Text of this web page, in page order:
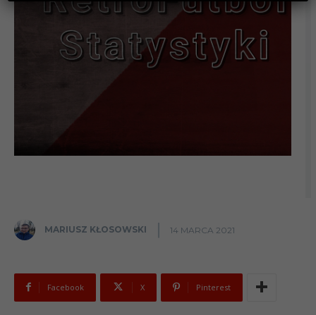
MARIUSZ KŁOSOWSKI 14 MARCA 2021
Facebook X Pinterest